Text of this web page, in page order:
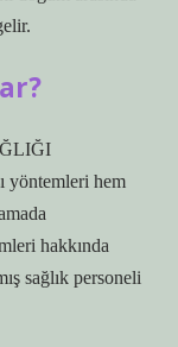
yöntemleri hem
hakkında
sağlık personeli